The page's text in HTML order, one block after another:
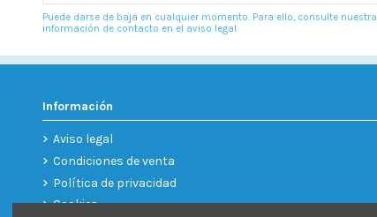
Puede darse de baja en cualquier momento. Para ello, consulte nuestra
información de contacto en el aviso legal.
Información
Aviso legal
Condiciones de venta
Política de privacidad
Cookies